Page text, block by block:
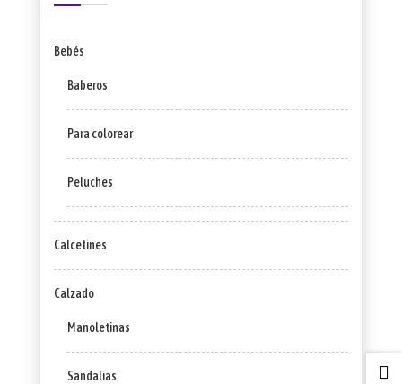
Bebés
Baberos
Para colorear
Peluches
Calcetines
Calzado
Manoletinas
Sandalias 